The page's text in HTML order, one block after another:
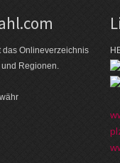
das Onlineverzeichnis
Regionen.